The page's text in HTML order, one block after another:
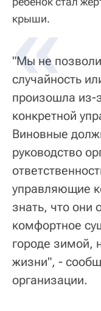
крыши.
"Мы не
случайность
произошла из-
конкретной
Виновные
руководство
управляющие
знать, что они
комфортное
городе зимой,
жизни", -
организации.